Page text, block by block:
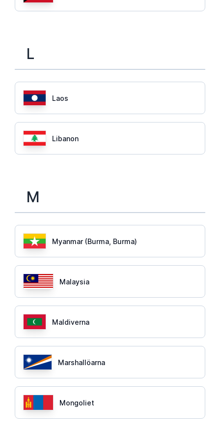
L
Laos
Libanon
M
Myanmar (Burma, Burma)
Malaysia
Maldiverna
Marshallöarna
Mongoliet